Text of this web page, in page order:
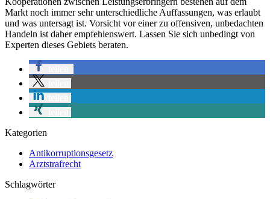
Markt noch immer sehr unterschiedliche Auffassungen, was erlaubt
und was untersagt ist. Vorsicht vor einer zu offensiven, unbedachten
Handeln ist daher empfehlenswert. Lassen Sie sich unbedingt von
Experten dieses Gebiets beraten.
Kategorien
Antikorruptionsgesetz
Arztstrafrecht
Schlagwörter